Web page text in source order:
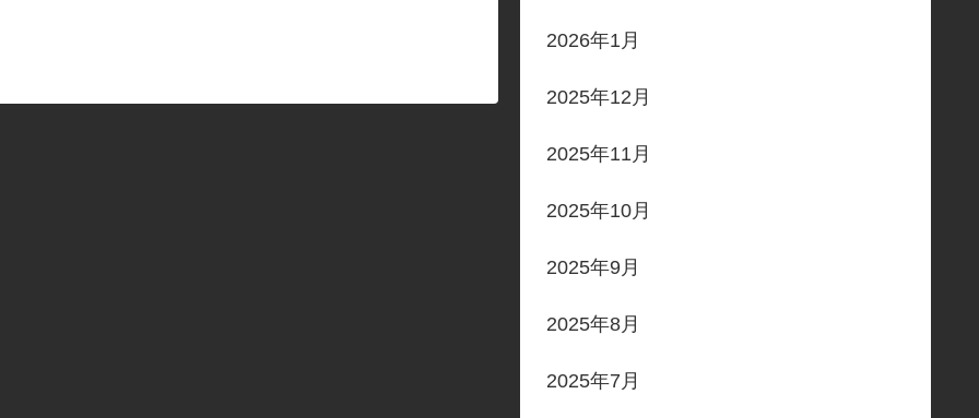
2026年1月
2025年12月
2025年11月
2025年10月
2025年9月
2025年8月
2025年7月